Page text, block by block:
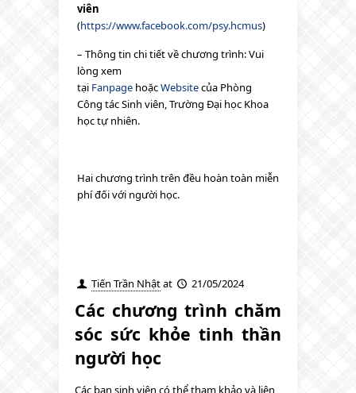
viên
(https://www.facebook.com/psy.hcmus)
– Thông tin chi tiết về chương trình: Vui
lòng xem
tại FanpagehoặcWebsitecủa Phòng
Công tác Sinh viên, Trường Đại học Khoa
học tự nhiên.
Hai chương trình trên đều hoàn toàn miễn
phí đối với người học.
Tiến Trần Nhậtat 21/05/2024
Các chương trình chăm
sóc sức khỏe tinh thần
người học
Các bạn sinh viên có thể tham khảo và liên